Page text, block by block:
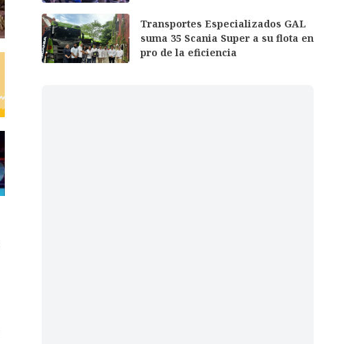
Transportes Especializados GAL
suma 35 Scania Super a su flota en
pro de la eficiencia